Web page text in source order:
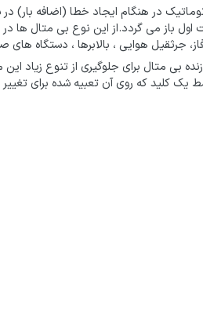
در هنگام ایجاد خطا (اضافه بار)
اول باز می گردد.از این نوع بی متال
فاز، جرثقیل هوایی ، بالابرها ، دستگاه
بی متال برای جلوگیری از تنوع
کلید که روی آن تعبیه شده برای